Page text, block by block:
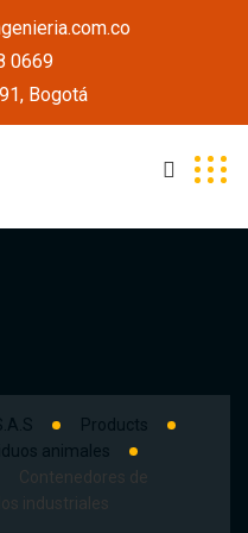
0669
Bogotá
Products
animales
Contenedores de
industriales